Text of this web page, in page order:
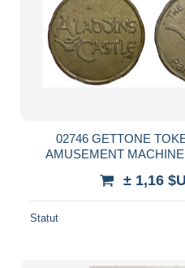
02746 GETTONE
AMUSEMENT MACHINE
± 1,16
Statut